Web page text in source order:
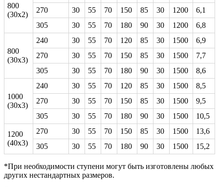
800
(30х2)
270
30 55 70 150 85 30 1200
6,1
305
30 55 70 180 90 30 1200 6,8
800
(30х3)
240 30 55 70 120 85 30 1500
6,9
270
30 55 70 150 85 30 1500
7,7
305
30 55 70 180 90 30 1500 8,6
1000
(30х3)
240 30 55 70 120 85 30 1500
8,5
270
30 55 70 150 85 30 1500
9,5
305
30 55 70 180 90 30 1500 10,5
1200
(40х3)
270 30 55 70 150 85 30 1500
13,6
305
30 55 70 180 90 30 1500 15,2
*При необходимости ступени могут быть изготовлены любых
других нестандартных размеров.